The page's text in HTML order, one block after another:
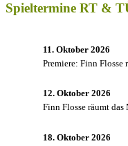
Spieltermine RT &
11. Oktober 2026
Premiere: Finn Flosse
12. Oktober 2026
Finn Flosse räumt das
18. Oktober 2026